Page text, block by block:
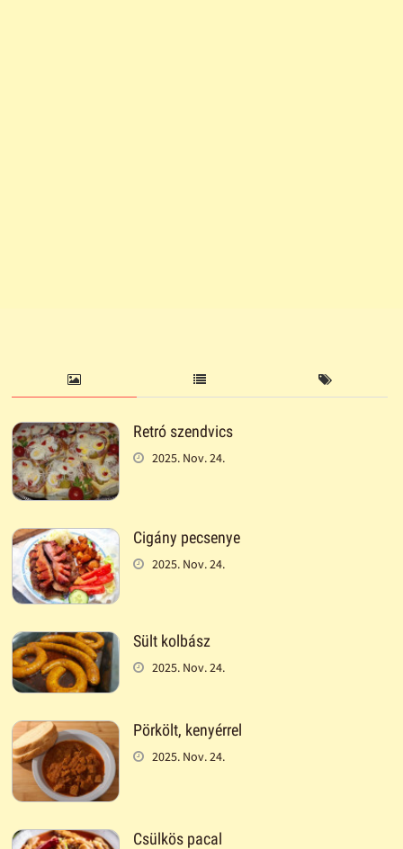
Retró szendvics
2025. Nov. 24.
Cigány pecsenye
2025. Nov. 24.
Sült kolbász
2025. Nov. 24.
Pörkölt, kenyérrel
2025. Nov. 24.
Csülkös pacal